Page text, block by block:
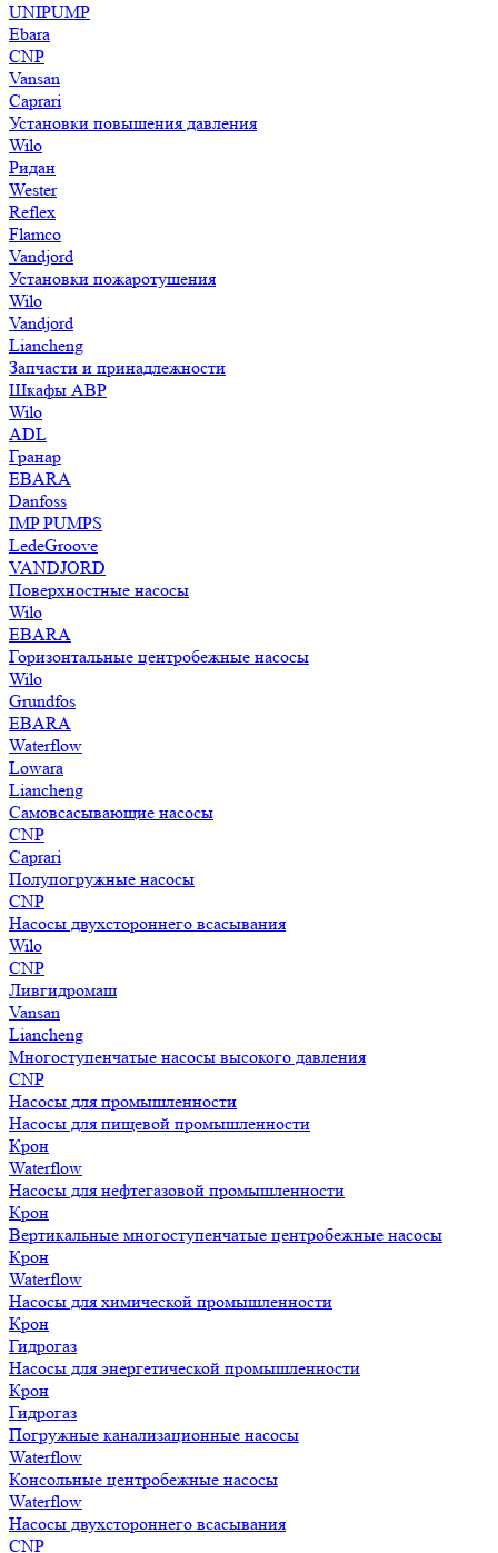
UNIPUMP
Ebara
CNP
Vansan
Caprari
Установки повышения давления
Wilo
Ридан
Wester
Reflex
Flamco
Vandjord
Установки пожаротушения
Wilo
Vandjord
Liancheng
Запчасти и принадлежности
Шкафы АВР
Wilo
ADL
Гранар
EBARA
Danfoss
IMP PUMPS
LedeGroove
VANDJORD
Поверхностные насосы
Wilo
EBARA
Горизонтальные центробежные насосы
Wilo
Grundfos
EBARA
Waterflow
Lowara
Liancheng
Самовсасывающие насосы
CNP
Caprari
Полупогружные насосы
CNP
Насосы двухстороннего всасывания
Wilo
CNP
Ливгидромаш
Vansan
Liancheng
Многоступенчатые насосы высокого давления
CNP
Насосы для промышленности
Насосы для пищевой промышленности
Крон
Waterflow
Насосы для нефтегазовой промышленности
Крон
Вертикальные многоступенчатые центробежные насосы
Крон
Waterflow
Насосы для химической промышленности
Крон
Гидрогаз
Насосы для энергетической промышленности
Крон
Гидрогаз
Погружные канализационные насосы
Waterflow
Консольные центробежные насосы
Waterflow
Насосы двухстороннего всасывания
CNP